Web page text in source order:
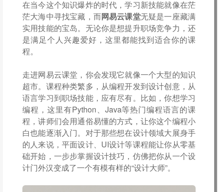
在当今这个知识爆炸的时代，学习新技能就像在茫
茫大海中寻找宝藏，而网易云课堂无疑是一座藏满
实用技能的宝岛。无论你是想提升职场竞争力，还
是满足个人兴趣爱好，这里都能找到适合你的课
程。
走进网易云课堂，你会发现它就像一个大型的知识
超市。课程种类繁多，从编程开发到设计创意，从
语言学习到职场技能，应有尽有。比如，你想学习
编程，这里有Python、Java等热门编程语言的课
程，讲师们会用通俗易懂的方式，让你这个编程小
白也能逐渐入门。对于那些想在设计领域大展身手
的人来说，平面设计、UI设计等课程能让你从零基
础开始，一步步掌握设计技巧，仿佛把你从一个设
计门外汉变成了一个有模有样的“设计大师”。